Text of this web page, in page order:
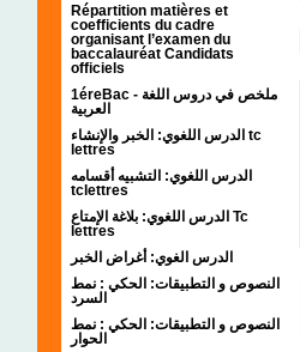
Répartition matières et
coefficients du cadre
organisant l’examen du
baccalauréat Candidats
officiels
1éreBac - ملخص في دروس اللغة
العربية
الدرس اللغوي: الخبر والإنشاء tc
lettres
الدرس اللغوي: التشبيه أقسامه
tclettres
الدرس اللغوي: بلاغة الإمتاع Tc
lettres
الدرس الغوي: أغراض الخبر
النصوص و التطبيقات: الحكي : نمط
السرد
النصوص و التطبيقات: الحكي : نمط
الحوار